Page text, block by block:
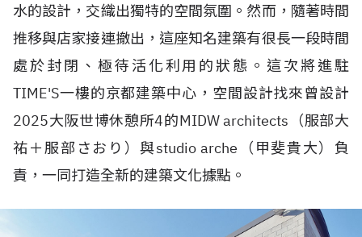
水的設計，交織出獨特的空間氛圍。然而，隨著時間
推移與店家接連撤出，這座知名建築有很長一段時間
處於封閉、極待活化利用的狀態。這次將進駐
TIME'S一樓的京都建築中心，空間設計找來曾設計
2025大阪世博休憩所4的MIDW architects（服部大
祐＋服部さおり）與studio arche（甲斐貴大）負
責，一同打造全新的建築文化據點。